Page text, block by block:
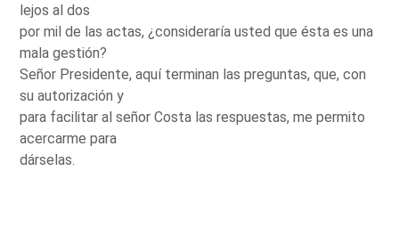
lejos al dos
por mil de las actas, ¿consideraría usted que ésta es una
mala gestión?
Señor Presidente, aquí terminan las preguntas, que, con
su autorización y
para facilitar al señor Costa las respuestas, me permito
acercarme para
dárselas.